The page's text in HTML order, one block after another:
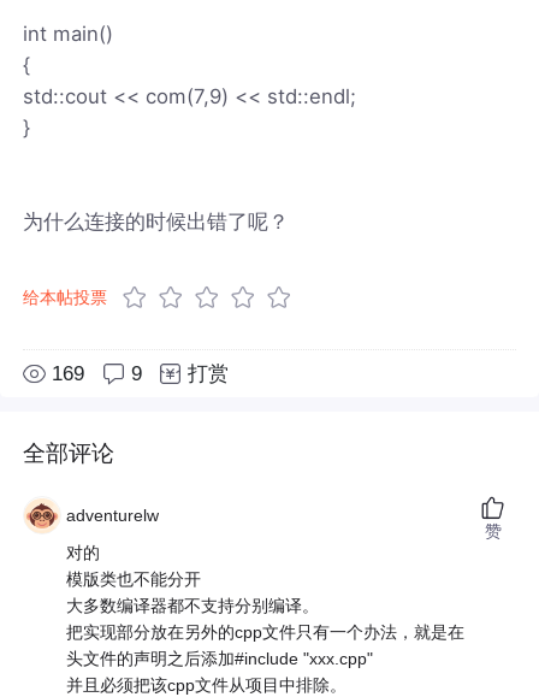
int main()
{
std::cout << com(7,9) << std::endl;
}
为什么连接的时候出错了呢？
给本帖投票
169 9 打赏
全部评论
adventurelw
对的
模版类也不能分开
大多数编译器都不支持分别编译。
把实现部分放在另外的cpp文件只有一个办法，就是在
头文件的声明之后添加#include "xxx.cpp"
并且必须把该cpp文件从项目中排除。
赞